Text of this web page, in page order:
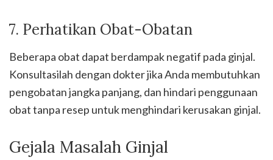
7. Perhatikan Obat-Obatan
Beberapa obat dapat berdampak negatif pada ginjal.
Konsultasilah dengan dokter jika Anda membutuhkan
pengobatan jangka panjang, dan hindari penggunaan
obat tanpa resep untuk menghindari kerusakan ginjal.
Gejala Masalah Ginjal